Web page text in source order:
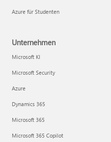
Azure für Studenten
Unternehmen
Microsoft KI
Microsoft Security
Azure
Dynamics 365
Microsoft 365
Microsoft 365 Copilot